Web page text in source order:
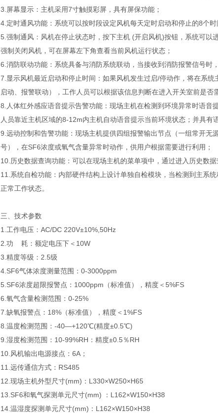
3.屏幕显示：主机采用7寸触摸彩屏，具有屏保功能；
4.定时通风功能：系统可以按时段设定风机每天定时启动和停止的8个
5.强制通风：风机在停止状态时，按下主机 (开启风机)按钮，系统可
强制关闭风机，可在屏幕左下角查看当前风机运行状态；
6.消防联动功能：系统具备与消防系统联动，当接收到消防报警信号时
7.显示风机最近启动和停止时间：如果风机发生过启/停动作，将在系
启动、报警联动），工作人员可以根据该信息判断在进入开关室前是否
8.人体红外感应语音提示告警功能：现场主机在检测到环境异常时语
人员靠近主机区域的8-12m内主机自动语音提示当前环境状态；并具有
9.远动控制和告警功能：现场主机提供四组报警输出节点（一组常开
号），在SF6浓度或氧气含量异常时动作，供用户根据需要进行利用；
10.历史数据查询功能：可以在现场主机的菜单项中，通过进入历史数
11.系统自检功能：内部硬件结构上设计单独自检模块，当检测到主系
正常工作状态。
三、技术参数
1.工作电压：AC/DC 220V±10%,50Hz
2.功 耗：额定电压下＜10W
3.精度等级：2.5级
4.SF6气体浓度测量范围：0-3000ppm
5.SF6浓度超限报警点：1000ppm（标准值），精度＜5%FS
6.氧气含量检测范围：0-25%
7.缺氧报警点：18%（标准值），精度＜1%FS
8.温度检测范围：-40—+120℃(精度±0.5℃)
9.湿度检测范围：10-99%RH：精度±0.5％RH
10.风机输出电源接点：6A；
11.远传通信方式：RS485
12.现场主机外型尺寸(mm)：L330×W250×H65
13.SF6和氧气探测单元尺寸(mm) ：L162×W150×H38
14.温湿度探测单元尺寸(mm)：L162×W150×H38